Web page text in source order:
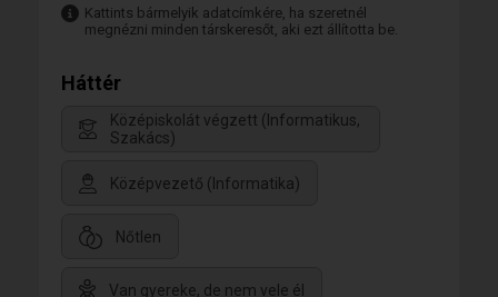
Kattints bármelyik adatcímkére, ha szeretnél
megnézni minden társkeresőt, aki ezt állította be.
Háttér
Középiskolát végzett (Informatikus,
Szakács)
Középvezető (Informatika)
Nőtlen
Van gyereke, de nem vele él